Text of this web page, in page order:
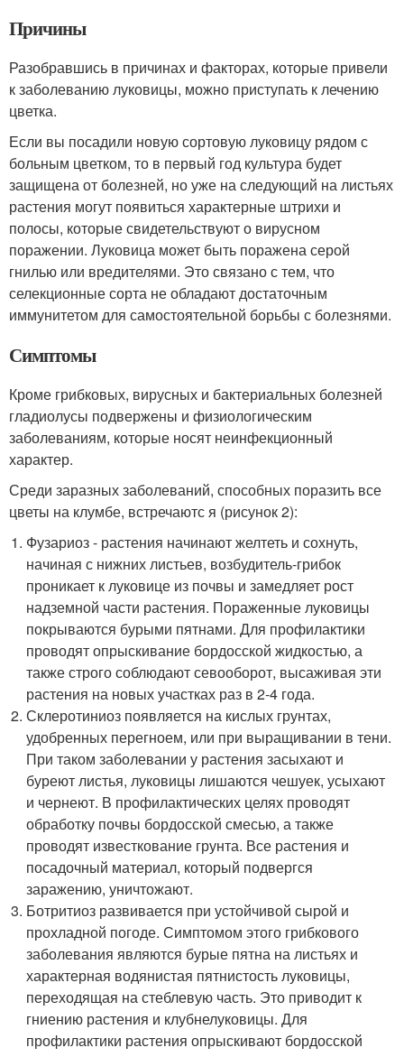
Причины
Разобравшись в причинах и факторах, которые привели
к заболеванию луковицы, можно приступать к лечению
цветка.
Если вы посадили новую сортовую луковицу рядом с
больным цветком, то в первый год культура будет
защищена от болезней, но уже на следующий на листьях
растения могут появиться характерные штрихи и
полосы, которые свидетельствуют о вирусном
поражении. Луковица может быть поражена серой
гнилью или вредителями. Это связано с тем, что
селекционные сорта не обладают достаточным
иммунитетом для самостоятельной борьбы с болезнями.
Симптомы
Кроме грибковых, вирусных и бактериальных болезней
гладиолусы подвержены и физиологическим
заболеваниям, которые носят неинфекционный
характер.
Среди заразных заболеваний, способных поразить все
цветы на клумбе, встречаютс я (рисунок 2):
Фузариоз - растения начинают желтеть и сохнуть,
начиная с нижних листьев, возбудитель-грибок
проникает к луковице из почвы и замедляет рост
надземной части растения. Пораженные луковицы
покрываются бурыми пятнами. Для профилактики
проводят опрыскивание бордосской жидкостью, а
также строго соблюдают севооборот, высаживая эти
растения на новых участках раз в 2-4 года.
Склеротиниоз появляется на кислых грунтах,
удобренных перегноем, или при выращивании в тени.
При таком заболевании у растения засыхают и
буреют листья, луковицы лишаются чешуек, усыхают
и чернеют. В профилактических целях проводят
обработку почвы бордосской смесью, а также
проводят известкование грунта. Все растения и
посадочный материал, который подвергся
заражению, уничтожают.
Ботритиоз развивается при устойчивой сырой и
прохладной погоде. Симптомом этого грибкового
заболевания являются бурые пятна на листьях и
характерная водянистая пятнистость луковицы,
переходящая на стеблевую часть. Это приводит к
гниению растения и клубнелуковицы. Для
профилактики растения опрыскивают бордосской